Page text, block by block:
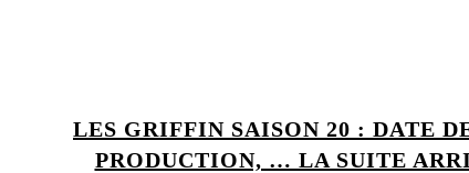
LES GRIFFIN SAISON 20 : DATE
PRODUCTION, … LA SUITE